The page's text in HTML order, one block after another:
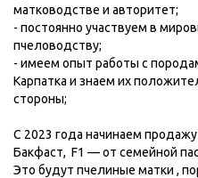
матководстве и авторитет;
- постоянно участвуем в
пчеловодству;
- имеем опыт работы с
Карпатка и знаем их
стороны;
С 2023 года начинаем
Бакфаст, F1 — от семейной
Это будут пчелиные матки ,